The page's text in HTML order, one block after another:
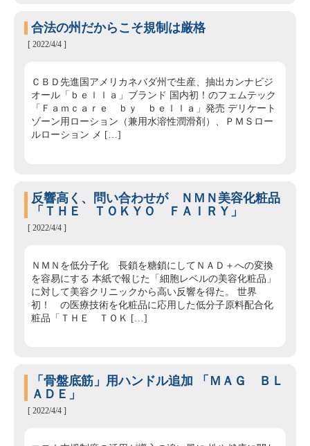
合法の州だからこそ規制は厳格
[ 2022/4/4 ]
ＣＢＤ先進国アメリカネバダ州で生産、抽出カンナビジ
オール「ｂｅｌｌａ」ブランド 国内初！のフェムテック
「Ｆａｍｃａｒｅ ｂｙ ｂｅｌｌａ」発売 デリケート
ゾーン用ローション（兼用水溶性潤滑剤）、ＰＭＳロー
ルローション メ […]
反響高く、問い合わせが ＮＭＮ美容化粧品
「ＴＨＥ ＴＯＫＹＯ ＦＡＩＲＹ」
[ 2022/4/4 ]
ＮＭＮを低分子化 長鎖を糖鎖にしてＮＡＤ＋への変換
を容易にする 本紙で報じた「細胞レベルの美容化粧品」
に対して美容クリニックから高い反響を得た。 世界
初！ の医療技術を化粧品に応用した低分子原料配合化
粧品「ＴＨＥ ＴＯＫ […]
「骨盤底筋」用ハンドル追加 「ＭＡＧ ＢＬ
ＡＤＥ」
[ 2022/4/4 ]